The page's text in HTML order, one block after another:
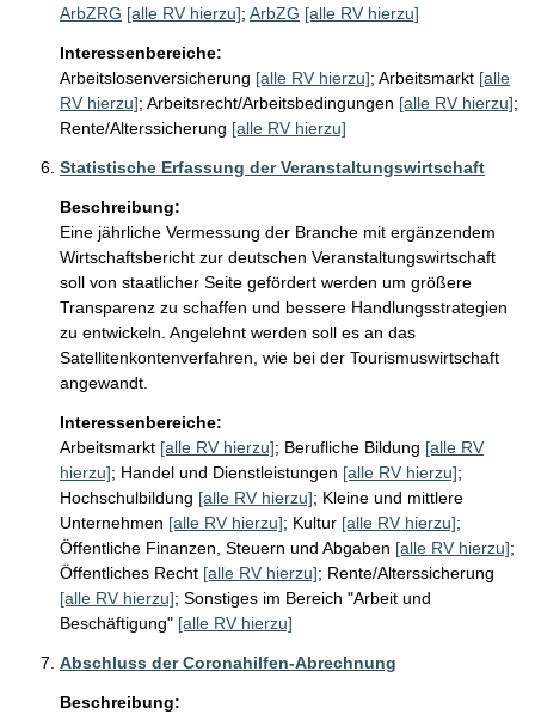
ArbZRG [alle RV hierzu]; ArbZG [alle RV hierzu]
Interessenbereiche:
Arbeitslosenversicherung [alle RV hierzu]; Arbeitsmarkt [alle
RV hierzu]; Arbeitsrecht/Arbeitsbedingungen [alle RV hierzu];
Rente/Alterssicherung [alle RV hierzu]
Statistische Erfassung der Veranstaltungswirtschaft
Beschreibung:
Eine jährliche Vermessung der Branche mit ergänzendem
Wirtschaftsbericht zur deutschen Veranstaltungswirtschaft
soll von staatlicher Seite gefördert werden um größere
Transparenz zu schaffen und bessere Handlungsstrategien
zu entwickeln. Angelehnt werden soll es an das
Satellitenkontenverfahren, wie bei der Tourismuswirtschaft
angewandt.
Interessenbereiche:
Arbeitsmarkt [alle RV hierzu]; Berufliche Bildung [alle RV
hierzu]; Handel und Dienstleistungen [alle RV hierzu];
Hochschulbildung [alle RV hierzu]; Kleine und mittlere
Unternehmen [alle RV hierzu]; Kultur [alle RV hierzu];
Öffentliche Finanzen, Steuern und Abgaben [alle RV hierzu];
Öffentliches Recht [alle RV hierzu]; Rente/Alterssicherung
[alle RV hierzu]; Sonstiges im Bereich "Arbeit und
Beschäftigung" [alle RV hierzu]
Abschluss der Coronahilfen-Abrechnung
Beschreibung: